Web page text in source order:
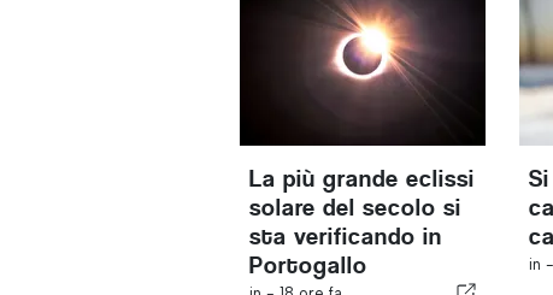
La più grande eclissi
solare del secolo si
sta verificando in
Portogallo
in -